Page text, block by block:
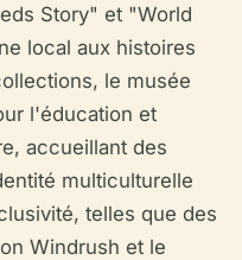
Story" et "World
local aux histoires
le musée
l'éducation et
accueillant des
multiculturelle
telles que des
Windrush et le